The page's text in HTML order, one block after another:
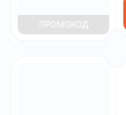
ПРОМОКОД